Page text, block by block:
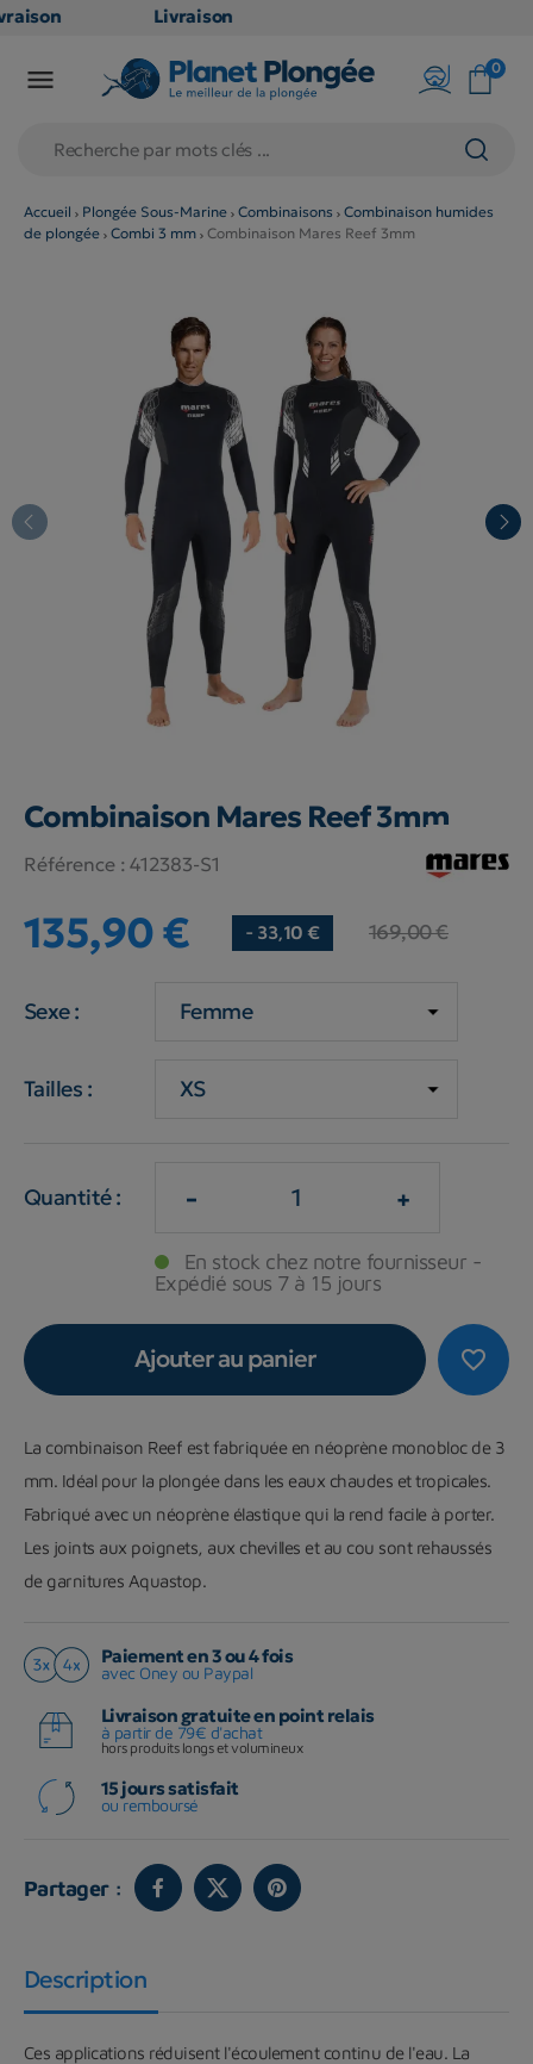
Livraison
en point
79€
(hors
produits
: non
éligibles)
 0
Accueil Plongée Sous-Marine Combinaisons
Combinaison humides
de plongée
Combi 3 mm Combinaison Mares Reef 3mm
Combinaison Mares Reef 3mm
Référence : 412383-S1
135,90 € - 33,10 € 169,00 €
Sexe :
Tailles :
Quantité : - +
En stock chez notre fournisseur -
Expédié sous 7 à 15 jours
favorite_border
Ajouter au panier
La combinaison Reef est fabriquée en néoprène monobloc de 3
mm. Idéal pour la plongée dans les eaux chaudes et tropicales.
Fabriqué avec un néoprène élastique qui la rend facile à porter.
Les joints aux poignets, aux chevilles et au cou sont rehaussés
de garnitures Aquastop.
Paiement en 3 ou 4 fois
avec Oney ou Paypal
Livraison gratuite en point relais
à partir de 79€ d'achat
hors produits longs et volumineux
15 jours satisfait
ou remboursé
Partager :
Description
Ces applications réduisent l'écoulement continu de l'eau. La